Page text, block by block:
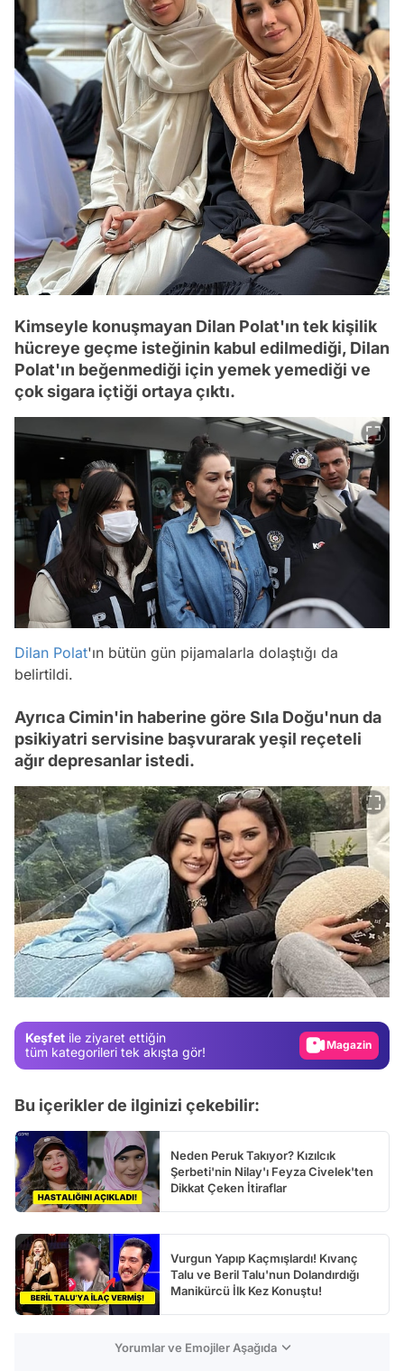
Kimseyle konuşmayan Dilan Polat'ın tek kişilik
hücreye geçme isteğinin kabul edilmediği, Dilan
Polat'ın beğenmediği için yemek yemediği ve
çok sigara içtiği ortaya çıktı.
Dilan Polat'ın bütün gün pijamalarla dolaştığı da
belirtildi.
Ayrıca Cimin'in haberine göre Sıla Doğu'nun da
psikiyatri servisine başvurarak yeşil reçeteli
ağır depresanlar istedi.
Keşfet ile ziyaret ettiğin
tüm kategorileri tek akışta gör!
Video
Test
Magazin
Bu içerikler de ilginizi çekebilir:
Neden Peruk Takıyor? Kızılcık
Şerbeti'nin Nilay'ı Feyza Civelek'ten
Dikkat Çeken İtiraflar
Vurgun Yapıp Kaçmışlardı! Kıvanç
Talu ve Beril Talu'nun Dolandırdığı
Manikürcü İlk Kez Konuştu!
Yorumlar ve Emojiler Aşağıda